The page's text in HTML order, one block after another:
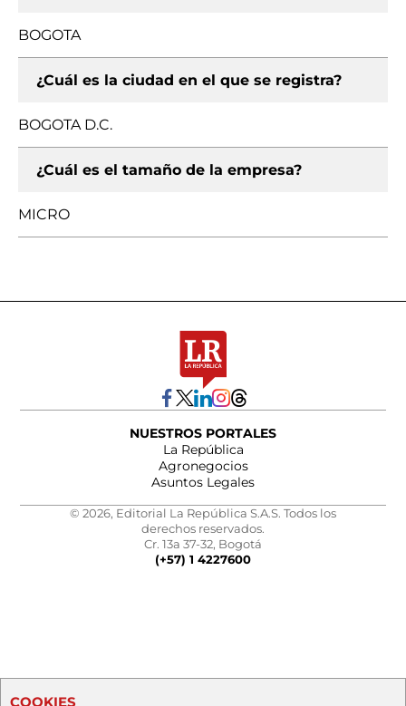
BOGOTA
¿Cuál es la ciudad en el que se registra?
BOGOTA D.C.
¿Cuál es el tamaño de la empresa?
MICRO
NUESTROS PORTALES
La República
Agronegocios
Asuntos Legales
© 2026, Editorial La República S.A.S. Todos los
derechos reservados.
Cr. 13a 37-32, Bogotá
(+57) 1 4227600
COOKIES